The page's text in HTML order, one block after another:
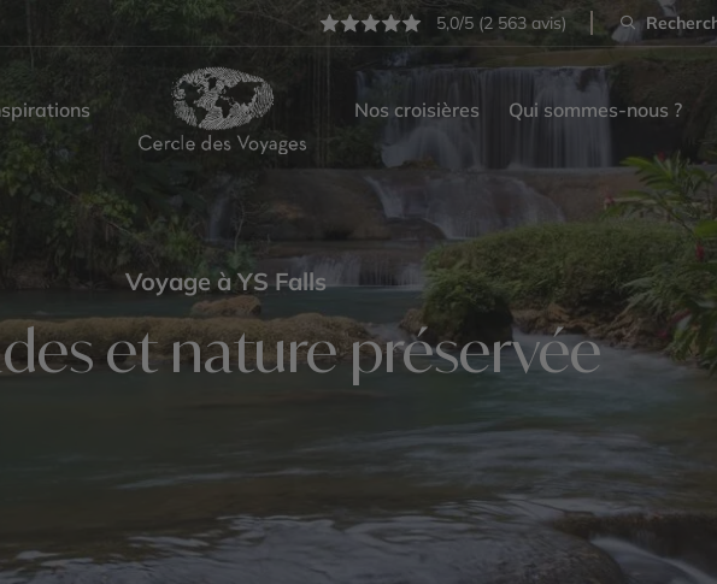
5,0/5 (2 563 avis)
Nos croisières Qui sommes-nous ?
Voyage à YS Falls
et nature préservée